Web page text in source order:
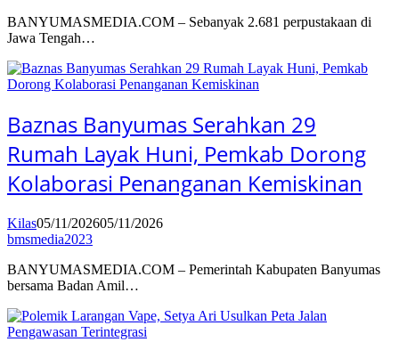
BANYUMASMEDIA.COM – Sebanyak 2.681 perpustakaan di
Jawa Tengah…
Baznas Banyumas Serahkan 29
Rumah Layak Huni, Pemkab Dorong
Kolaborasi Penanganan Kemiskinan
Kilas05/11/202605/11/2026
bmsmedia2023
BANYUMASMEDIA.COM – Pemerintah Kabupaten Banyumas
bersama Badan Amil…